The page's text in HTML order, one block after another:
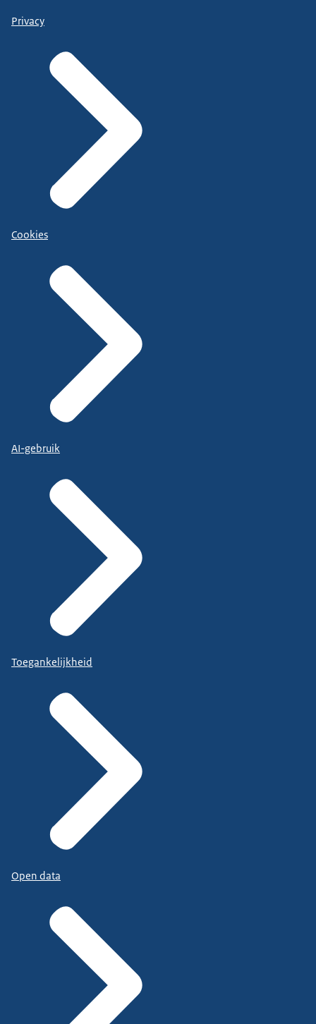
Privacy
Cookies
AI-gebruik
Toegankelijkheid
Open data